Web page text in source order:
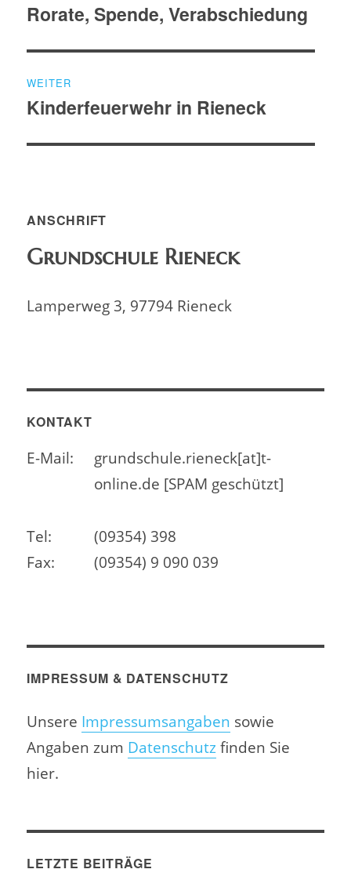
Vorheriger
Rorate, Spende, Verabschiedung
WEITER
Nächster
Kinderfeuerwehr in Rieneck
ANSCHRIFT
Grundschule Rieneck
Lamperweg 3, 97794 Rieneck
KONTAKT
E-Mail:
grundschule.rieneck[at]t-
online.de [SPAM geschützt]
Tel:
(09354) 398
Fax:
(09354) 9 090 039
IMPRESSUM & DATENSCHUTZ
Unsere Impressumsangaben sowie
Angaben zum Datenschutzfinden Sie
hier.
LETZTE BEITRÄGE